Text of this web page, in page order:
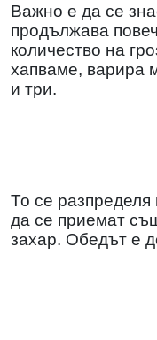
Важно е да се
продължава
количество на
хапваме, варира
и три.
То се
да се приемат
захар. Обедът е